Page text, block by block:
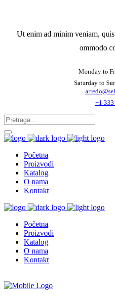
Ut enim ad minim veniam,
ommodo
Monday to
Saturday to
+1 333
Početna
Proizvodi
Katalog
O nama
Kontakt
Početna
Proizvodi
Katalog
O nama
Kontakt